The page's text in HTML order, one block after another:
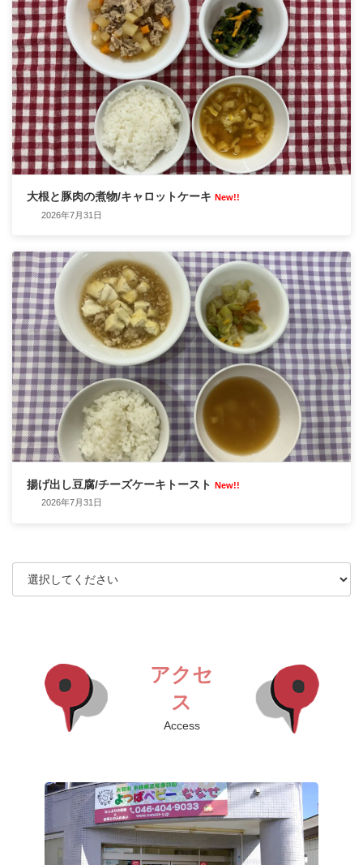
大根と豚肉の煮物/キャロットケーキ New!!
2026年7月31日
揚げ出し豆腐/チーズケーキトースト New!!
2026年7月31日
アクセ
ス
Access